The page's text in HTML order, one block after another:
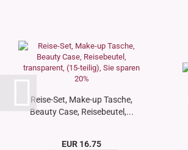
Reise-Set, Make-up Tasche,
Beauty Case, Reisebeutel,...
EUR 16.75